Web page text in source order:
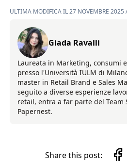
ULTIMA MODIFICA IL 27 NOVEMBRE 2025
Giada Ravalli
Laureata in Marketing, consumi
presso l'Università IULM di
master in Retail Brand e Sales
seguito a diverse esperienze
retail, entra a far parte del Team
Papernest.
Share this post: